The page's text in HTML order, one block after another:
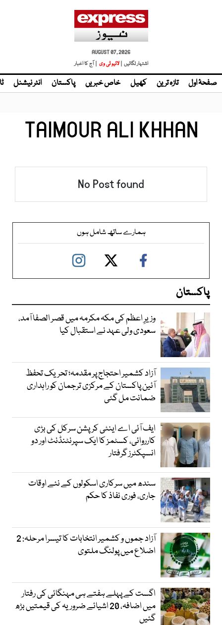
AUGUST 07, 2026
اشتہار لگائیں | لائیو ٹی وی | آج کا اخبار
صفحۂ اول تازہ ترین کھیل خاص خبریں پاکستان انٹر نیشنل
TAIMOUR ALI KHHAN
No Post found
ہمارے ساتھ شامل ہوں
پاکستان
وزیرِ اعظم کی مکہ مکرمہ میں قصر الصفا آمد،
سعودی ولی عہد نے استقبال کیا
آزاد کشمیر احتجاج پر مقدمہ؛ تحریک تحفظ
آئین پاکستان کے مرکزی ترجمان کو راہداری
ضمانت مل گئی
ایف آئی اے اینٹی کرپشن سرکل کی بڑی
کارروائی، کسٹمز کا ایک سپرنٹنڈنٹ اور دو
انسپکٹرز گرفتار
سندھ میں سرکاری اسکولوں کے نئے اوقات
جاری، فوری نفاذ کا حکم
آزاد جموں و کشمیر انتخابات کا تیسرا مرحلہ: 2
اضلاع میں پولنگ ملتوی
اگست کے پہلے ہفتے ہی مہنگائی کی رفتار
میں اضافہ، 20 اشیائے ضروریہ کی قیمتیں بڑھ
گئیں